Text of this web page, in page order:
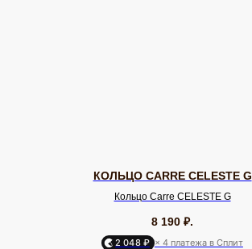
КОЛЬЦО CARRE CELESTE G
Кольцо Carre CELESTE G
8 190 ₽.
2 048 ₽ × 4 платежа в Сплит